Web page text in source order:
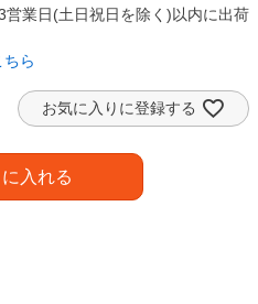
営業日(土日祝日を除く)以内に出荷
ら
お気に入りに登録する
入れる